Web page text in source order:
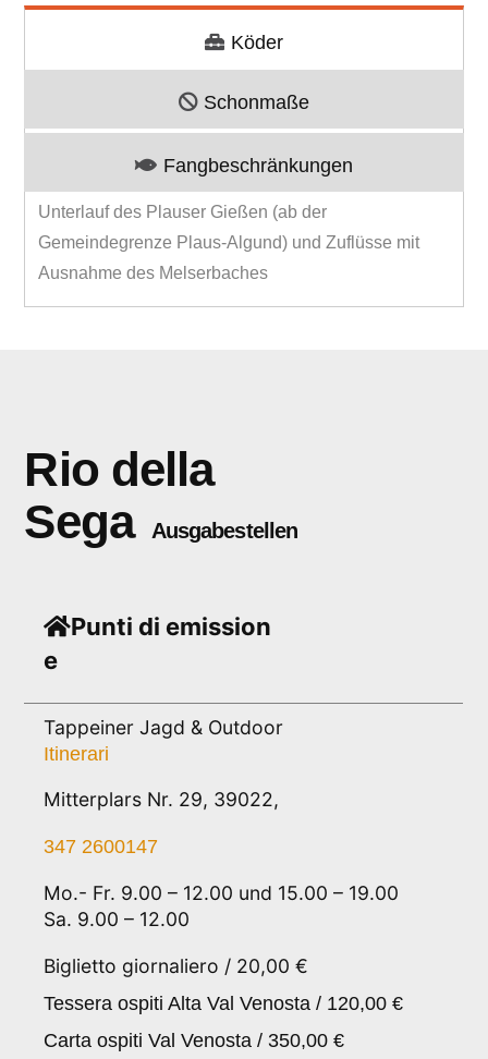
Köder
Schonmaße
Fangbeschränkungen
Unterlauf des Plauser Gießen (ab der
Gemeindegrenze Plaus-Algund) und Zuflüsse mit
Ausnahme des Melserbaches
Rio della
Sega
Ausgabestellen
Punti di emission
e
Tappeiner Jagd & Outdoor
Itinerari
Mitterplars Nr. 29, 39022,
347 2600147
Mo.- Fr. 9.00 – 12.00 und 15.00 – 19.00
Sa. 9.00 – 12.00
Biglietto giornaliero / 20,00 €
Tessera ospiti Alta Val Venosta / 120,00 €
Carta ospiti Val Venosta / 350,00 €